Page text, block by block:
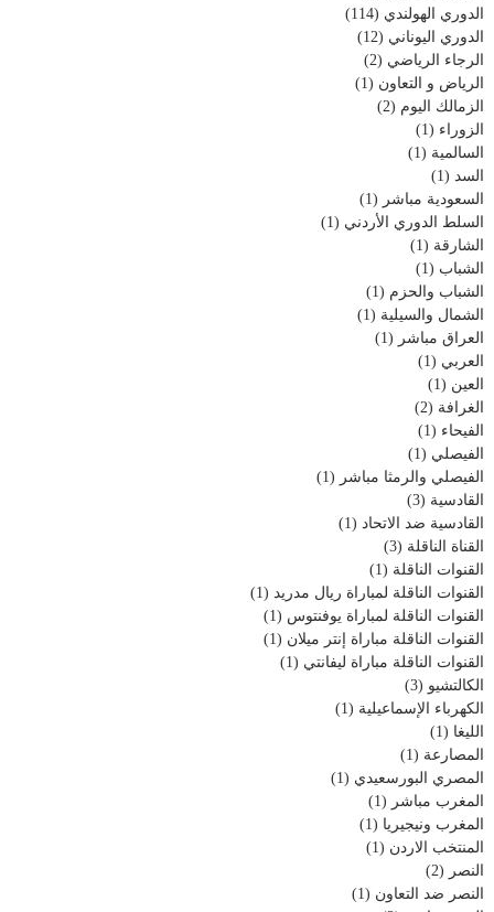
الدوري الهولندي (114)
الدوري اليوناني (12)
الرجاء الرياضي (2)
الرياض و التعاون (1)
الزمالك اليوم (2)
الزوراء (1)
السالمية (1)
السد (1)
السعودية مباشر (1)
السلط الدوري الأردني (1)
الشارقة (1)
الشباب (1)
الشباب والحزم (1)
الشمال والسيلية (1)
العراق مباشر (1)
العربي (1)
العين (1)
الغرافة (2)
الفيحاء (1)
الفيصلي (1)
الفيصلي والرمثا مباشر (1)
القادسية (3)
القادسية ضد الاتحاد (1)
القناة الناقلة (3)
القنوات الناقلة (1)
القنوات الناقلة لمباراة ريال مدريد (1)
القنوات الناقلة لمباراة يوفنتوس (1)
القنوات الناقلة مباراة إنتر ميلان (1)
القنوات الناقلة مباراة ليفانتي (1)
الكالتشيو (3)
الكهرباء الإسماعيلية (1)
الليغا (1)
المصارعة (1)
المصري البورسعيدي (1)
المغرب مباشر (1)
المغرب ونيجيريا (1)
المنتخب الاردن (1)
النصر (2)
النصر ضد التعاون (1)